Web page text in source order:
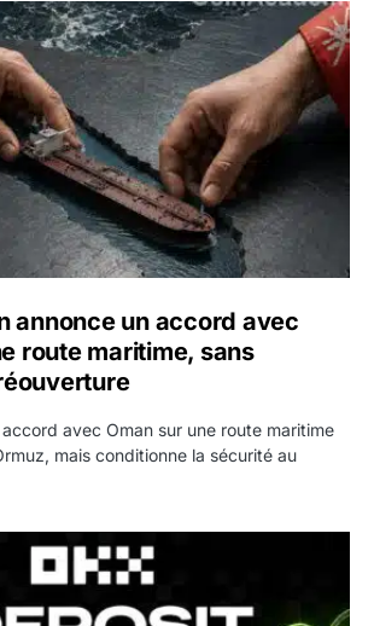
un accord avec Oman sur une
annonce un accord avec
route maritime, sans
avec Oman sur une route maritime
mais conditionne la sécurité au
campagne Deposit Bonus : jusqu’à 5